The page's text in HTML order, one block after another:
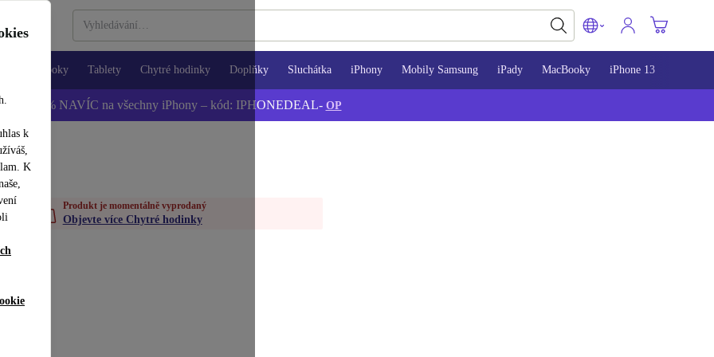
k
K
Notebooky Tablety Chytré hodinky Doplňky Sluchátka iPhony Mobily Samsung iPady MacBooky iPhone 13
📱 -5 % NAVÍC na všechny iPhony – kód: IPHONEDEAL- OP
Produkt je momentálně vyprodaný
Objevte více Chytré hodinky